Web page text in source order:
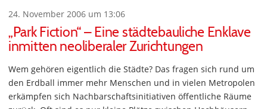
24. November 2006 um 13:06
„Park Fiction“ – Eine städtebauliche Enklave
inmitten neoliberaler Zurichtungen
Wem gehören eigentlich die Städte? Das fragen sich rund um
den Erdball immer mehr Menschen und in vielen Metropolen
erkämpfen sich Nachbarschaftsinitiativen öffentliche Räume